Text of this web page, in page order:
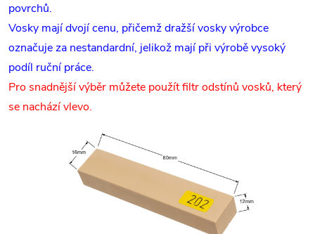
povrchů.
Vosky mají dvojí cenu, přičemž dražší vosky výrobce
označuje za nestandardní, jelikož mají při výrobě vysoký
podíl ruční práce.
Pro snadnější výběr můžete použít filtr odstínů vosků, který
se nachází vlevo.